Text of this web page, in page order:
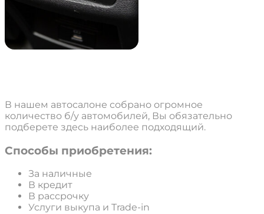
В нашем автосалоне собрано огромное
количество б/у автомобилей, Вы обязательно
подберете здесь наиболее подходящий.
Способы приобретения:
За наличные
В кредит
В рассрочку
Услуги выкупа и Trade-in